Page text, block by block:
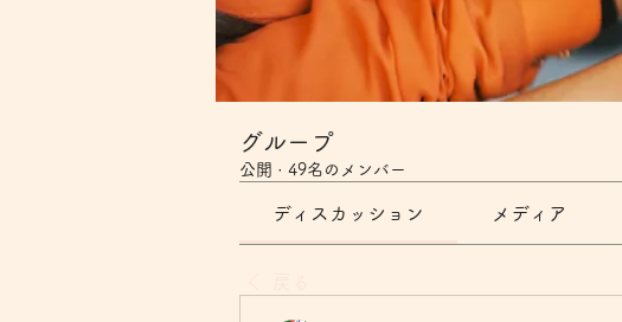
グループ
公開 · 49名のメンバー
ディスカッション メディア